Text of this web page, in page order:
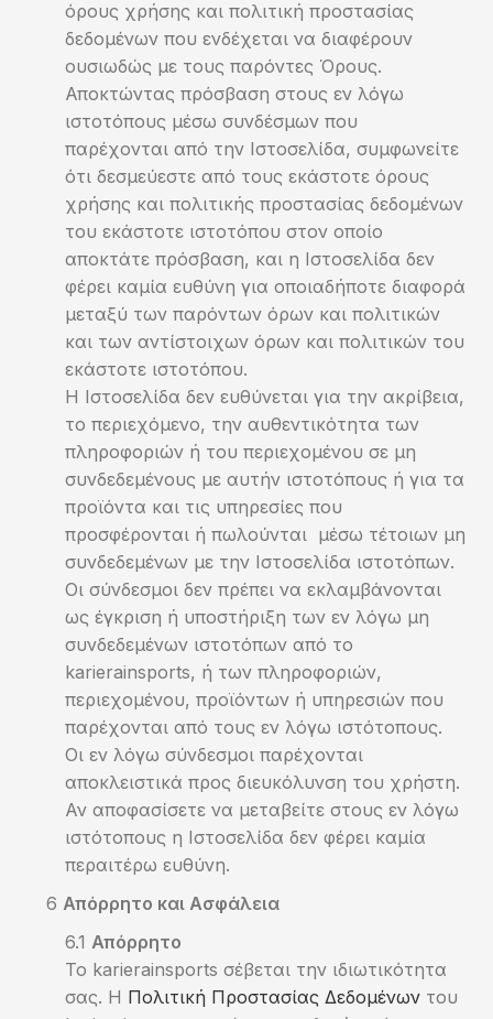
όρους χρήσης και πολιτική προστασίας
δεδομένων που ενδέχεται να διαφέρουν
ουσιωδώς με τους παρόντες Όρους.
Αποκτώντας πρόσβαση στους εν λόγω
ιστοτόπους μέσω συνδέσμων που
παρέχονται από την Ιστοσελίδα, συμφωνείτε
ότι δεσμεύεστε από τους εκάστοτε όρους
χρήσης και πολιτικής προστασίας δεδομένων
του εκάστοτε ιστοτόπου στον οποίο
αποκτάτε πρόσβαση, και η Ιστοσελίδα δεν
φέρει καμία ευθύνη για οποιαδήποτε διαφορά
μεταξύ των παρόντων όρων και πολιτικών
και των αντίστοιχων όρων και πολιτικών του
εκάστοτε ιστοτόπου.
Η Ιστοσελίδα δεν ευθύνεται για την ακρίβεια,
το περιεχόμενο, την αυθεντικότητα των
πληροφοριών ή του περιεχομένου σε μη
συνδεδεμένους με αυτήν ιστοτόπους ή για τα
προϊόντα και τις υπηρεσίες που
προσφέρονται ή πωλούνται μέσω τέτοιων μη
συνδεδεμένων με την Ιστοσελίδα ιστοτόπων.
Οι σύνδεσμοι δεν πρέπει να εκλαμβάνονται
ως έγκριση ή υποστήριξη των εν λόγω μη
συνδεδεμένων ιστοτόπων από τo
karierainsports, ή των πληροφοριών,
περιεχομένου, προϊόντων ή υπηρεσιών που
παρέχονται από τους εν λόγω ιστότοπους.
Οι εν λόγω σύνδεσμοι παρέχονται
αποκλειστικά προς διευκόλυνση του χρήστη.
Αν αποφασίσετε να μεταβείτε στους εν λόγω
ιστότοπους η Ιστοσελίδα δεν φέρει καμία
περαιτέρω ευθύνη.
Απόρρητο και Ασφάλεια
Απόρρητο
To karierainsports σέβεται την ιδιωτικότητα
σας. Η Πολιτική Προστασίας Δεδομένων του